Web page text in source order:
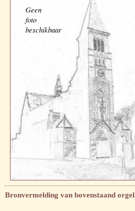
Geen
foto
beschikbaar
Bronvermelding van bovenstaand orgel